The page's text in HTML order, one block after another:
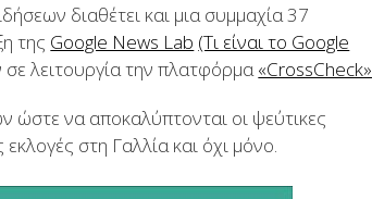
διαθέτει και μια συμμαχία 37
της Google News Lab (Tι είναι το Google
λειτουργία την πλατφόρμα«CrossCheck»
ώστε να αποκαλύπτονται οι ψεύτικες
στη Γαλλία και όχι μόνο.